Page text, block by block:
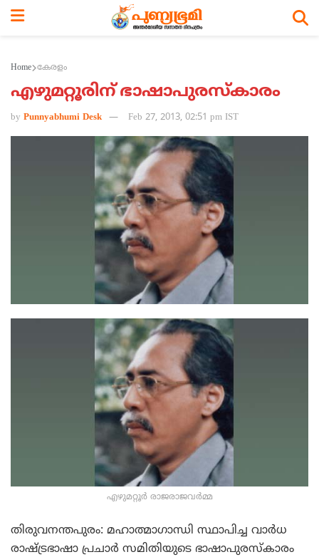
Home കേരളം
എഴുമറ്റൂരിന് ഭാഷാപുരസ്കാരം
by Punnyabhumi Desk Feb 27, 2013, 02:51 pm IST
എഴുമറ്റൂര്‍ രാജരാജവര്‍മ്മ
തിരുവനന്തപുരം: മഹാത്മാഗാന്ധി സ്ഥാപിച്ച വാര്‍ധ
രാഷ്ട്രഭാഷാ പ്രചാര്‍ സമിതിയുടെ ഭാഷാപുരസ്കാരം